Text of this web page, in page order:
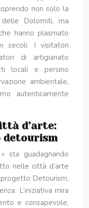
non solo la
delle Dolomiti, ma
hanno plasmato
secoli. I visitatori
di artigianato
locali e persino
ambientale,
autenticamente
d’arte:
detourism
sta guadagnando
nelle città d’arte
Detourism,
L’iniziativa mira
e consapevole,